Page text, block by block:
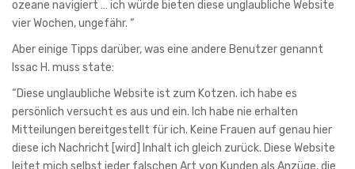
ozeane navigiert … ich würde bieten diese unglaubliche Website
vier Wochen, ungefähr. “
Aber einige Tipps darüber, was eine andere Benutzer genannt
Issac H. muss state:
“Diese unglaubliche Website ist zum Kotzen. ich habe es
persönlich versucht es aus und ein. Ich habe nie erhalten
Mitteilungen bereitgestellt für ich. Keine Frauen auf genau hier
diese ich Nachricht [wird] Inhalt ich gleich zurück. Diese Website
leitet mich selbst jeder falschen Art von Kunden als Anzüge, die